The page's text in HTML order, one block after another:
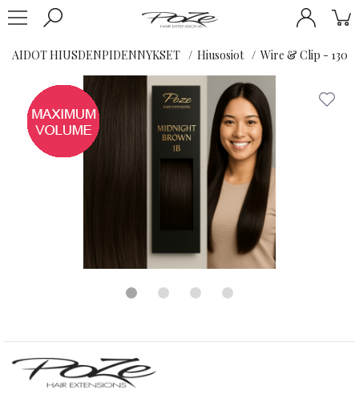
AIDOT HIUSDENPIDENNYKSET Hiusosiot Wire & Clip - 130G